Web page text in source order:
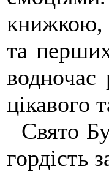
книжкою,
та
водночас
цікавого
Свято
гордість